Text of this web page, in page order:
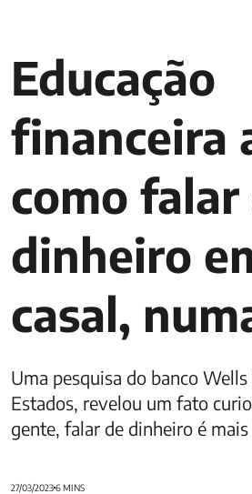
Educação
financeira
como falar
dinheiro
casal,
Uma pesquisa do banco Wells
Estados, revelou um fato
gente, falar de dinheiro é
27/03/20236 MINS